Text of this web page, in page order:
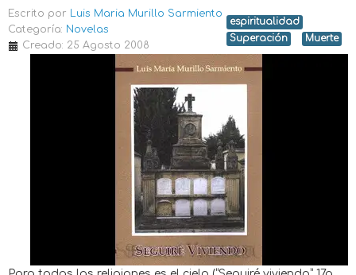
Escrito por Luis Maria Murillo Sarmiento
Categoría: Novelas
Creado: 25 Agosto 2008
espiritualidad
Superación
Muerte